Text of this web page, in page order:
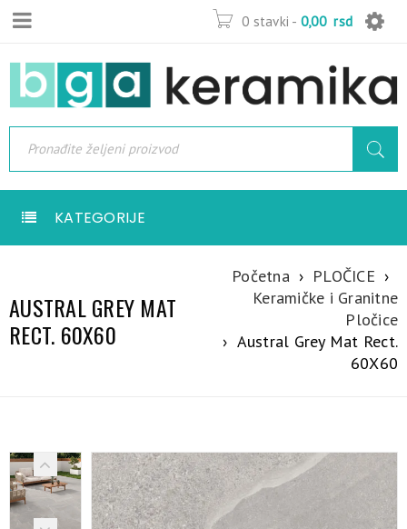
0 stavki - 0,00 rsd
KATEGORIJE
AUSTRAL GREY MAT
RECT. 60X60
Početna › PLOČICE ›
Keramičke i Granitne
Pločice
› Austral Grey Mat Rect.
60X60